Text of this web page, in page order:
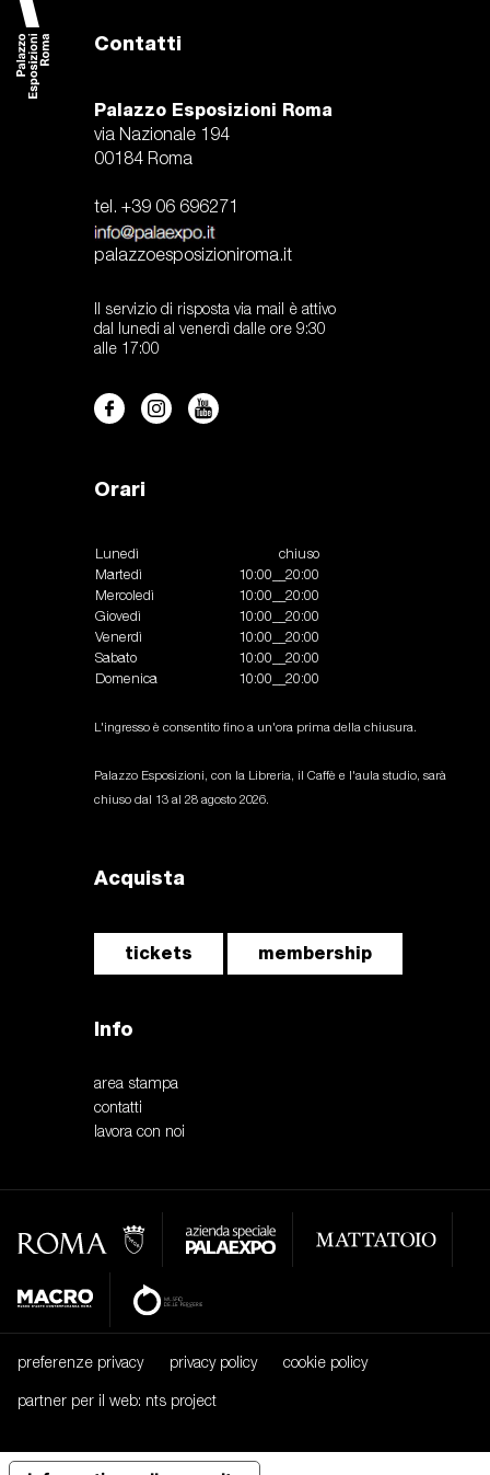
Contatti
Palazzo Esposizioni Roma
via Nazionale 194
00184 Roma
tel. +39 06 696271
palazzoesposizioniroma.it
Il servizio di risposta via mail è attivo
dal lunedi al venerdì dalle ore 9:30
alle 17:00
Orari
Lunedì
chiuso
Martedì
10:00__20:00
Mercoledì
10:00__20:00
Giovedì
10:00__20:00
Venerdì
10:00__20:00
Sabato
10:00__20:00
Domenica
10:00__20:00
L'ingresso è consentito fino a un'ora prima della chiusura.
Palazzo Esposizioni, con la Libreria, il Caffè e l'aula studio, sarà
chiuso dal 13 al 28 agosto 2026.
Acquista
tickets membership
Info
area stampa
contatti
lavora con noi
preferenze privacy privacy policy cookie policy
partner per il web: nts project